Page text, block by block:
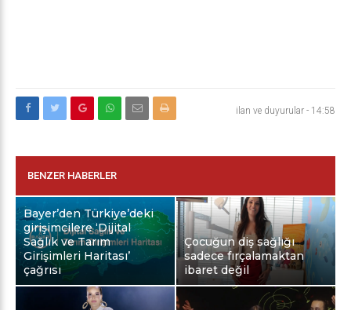
ilan ve duyurular - 14:58
BENZER HABERLER
Bayer’den Türkiye’deki
girişimcilere ‘Dijital
Sağlık ve Tarım
Girişimleri Haritası’
çağrısı
Çocuğun diş sağlığı
sadece fırçalamaktan
ibaret değil